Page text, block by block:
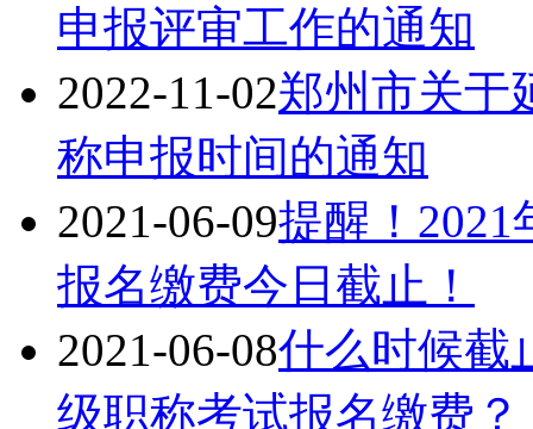
申报评审工作的通知
2022-11-02郑州市关于
称申报时间的通知
2021-06-09提醒！
报名缴费今日截止！
2021-06-08什么时候截
级职称考试报名缴费？